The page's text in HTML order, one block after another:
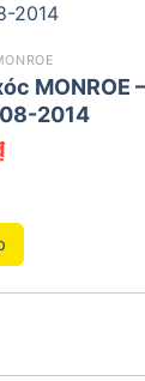
MONROE –
2014